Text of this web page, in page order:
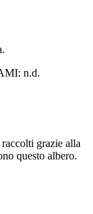
n.d.
grazie alla
questo albero.